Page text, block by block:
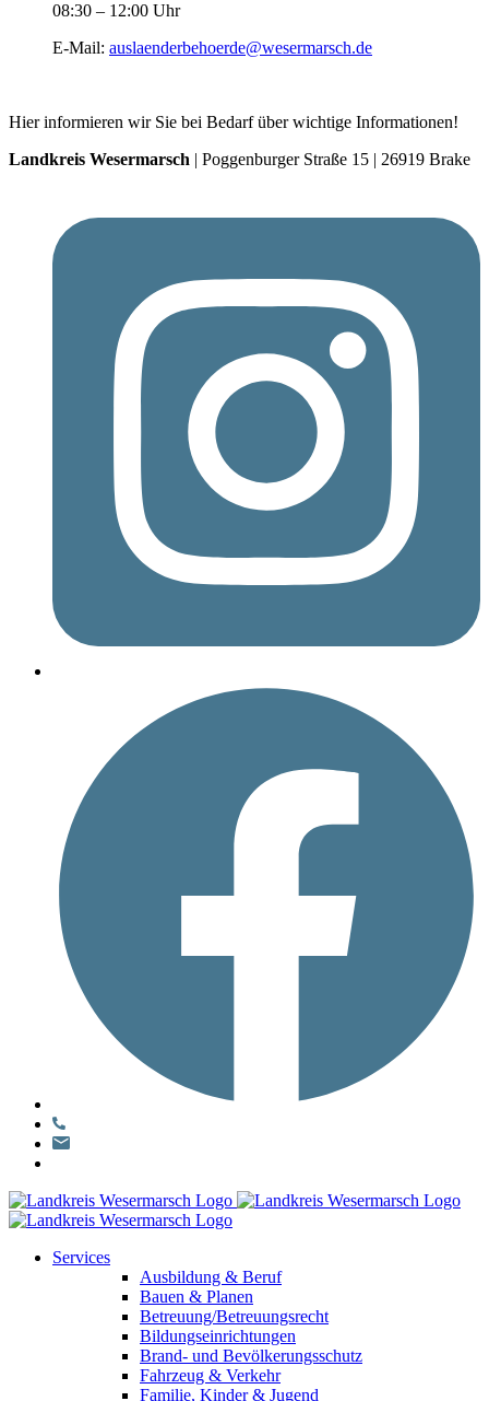
08:30 – 12:00 Uhr
E-Mail: auslaenderbehoerde@wesermarsch.de
Hier informieren wir Sie bei Bedarf über wichtige Informationen!
Landkreis Wesermarsch | Poggenburger Straße 15 | 26919 Brake
Services
Ausbildung & Beruf
Bauen & Planen
Betreuung/Betreuungsrecht
Bildungseinrichtungen
Brand- und Bevölkerungsschutz
Fahrzeug & Verkehr
Familie, Kinder & Jugend